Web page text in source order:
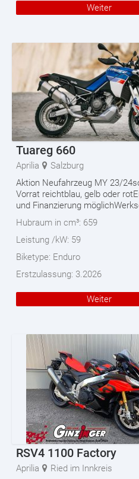
Weiter
Tuareg 660
Aprilia
Salzburg
Aktion Neufahrzeug MY 23/
Vorrat reichtblau, gelb oder
und Finanzierung
Hubraum in cm³: 659
Leistung /kW: 59
Biketype: Enduro
Erstzulassung: 3.2026
Weiter
RSV4 1100 Factory
Aprilia
Ried im Innkreis